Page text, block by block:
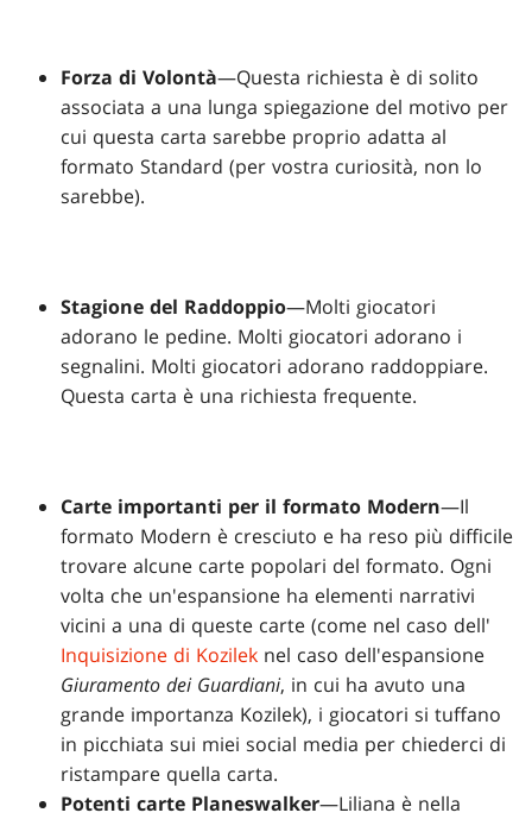
Forza di Volontà—Questa richiesta è di solito
associata a una lunga spiegazione del motivo per
cui questa carta sarebbe proprio adatta al
formato Standard (per vostra curiosità, non lo
sarebbe).
Stagione del Raddoppio—Molti giocatori
adorano le pedine. Molti giocatori adorano i
segnalini. Molti giocatori adorano raddoppiare.
Questa carta è una richiesta frequente.
Carte importanti per il formato Modern—Il
formato Modern è cresciuto e ha reso più difficile
trovare alcune carte popolari del formato. Ogni
volta che un'espansione ha elementi narrativi
vicini a una di queste carte (come nel caso dell'
Inquisizione di Kozilek nel caso dell'espansione
Giuramento dei Guardiani, in cui ha avuto una
grande importanza Kozilek), i giocatori si tuffano
in picchiata sui miei social media per chiederci di
ristampare quella carta.
Potenti carte Planeswalker—Liliana è nella